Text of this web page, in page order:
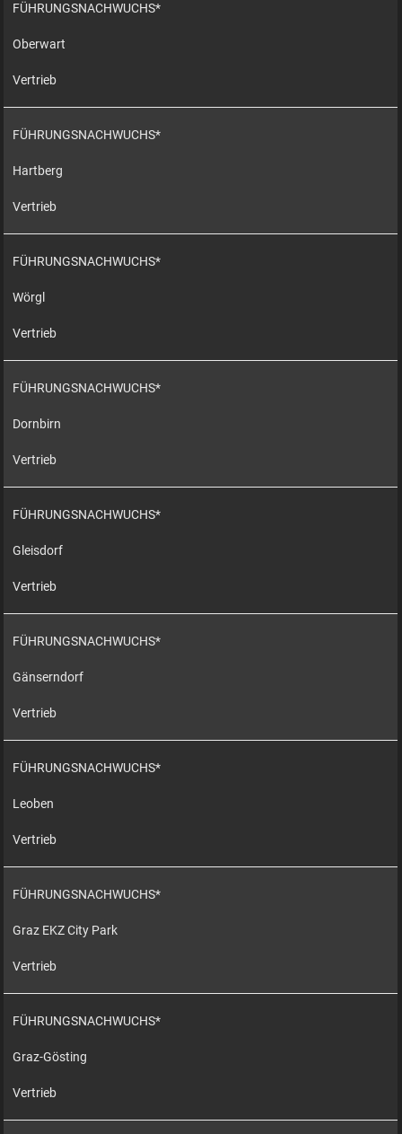
FÜHRUNGSNACHWUCHS*
Oberwart
Vertrieb
FÜHRUNGSNACHWUCHS*
Hartberg
Vertrieb
FÜHRUNGSNACHWUCHS*
Wörgl
Vertrieb
FÜHRUNGSNACHWUCHS*
Dornbirn
Vertrieb
FÜHRUNGSNACHWUCHS*
Gleisdorf
Vertrieb
FÜHRUNGSNACHWUCHS*
Gänserndorf
Vertrieb
FÜHRUNGSNACHWUCHS*
Leoben
Vertrieb
FÜHRUNGSNACHWUCHS*
Graz EKZ City Park
Vertrieb
FÜHRUNGSNACHWUCHS*
Graz-Gösting
Vertrieb